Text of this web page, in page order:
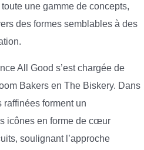
une gamme de concepts,
des formes semblables à des
All Good s’est chargée de
Bakers en The Biskery. Dans
raffinées forment un
icônes en forme de cœur
soulignant l’approche